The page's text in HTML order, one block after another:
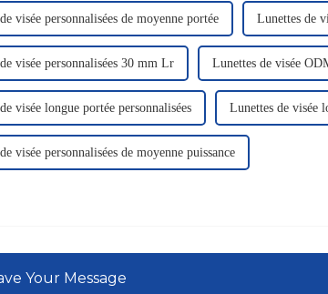
visée personnalisées de moyenne portée Lunettes de
visée personnalisées 30 mm Lr Lunettes de visée
visée longue portée personnalisées Lunettes de visée
visée personnalisées de moyenne puissance
Your Message